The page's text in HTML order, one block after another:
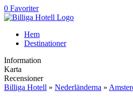
0 Favoriter
Hem
Destinationer
Information
Karta
Recensioner
Billiga Hotell » Nederländerna »